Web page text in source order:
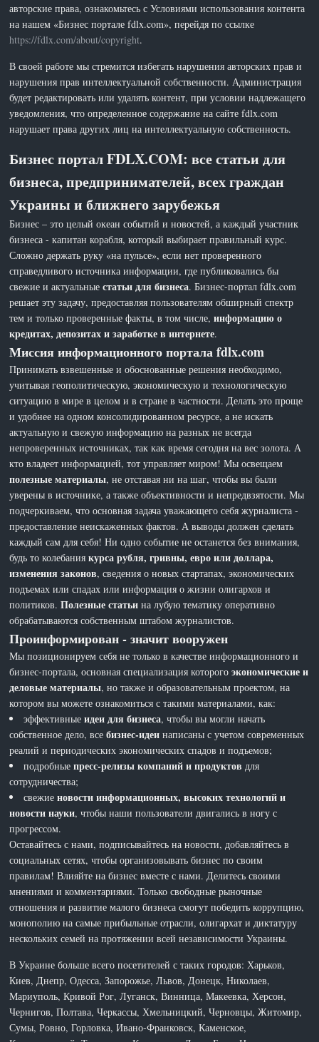
авторские права, ознакомьтесь с Условиями использования контента
на нашем «Бизнес портале fdlx.com», перейдя по ссылке
https://fdlx.com/about/copyright.
В своей работе мы стремится избегать нарушения авторских прав и
нарушения прав интеллектуальной собственности. Администрация
будет редактировать или удалять контент, при условии надлежащего
уведомления, что определенное содержание на сайте fdlx.com
нарушает права других лиц на интеллектуальную собственность.
Бизнес портал FDLX.COM: все статьи для
бизнеса, предпринимателей, всех граждан
Украины и ближнего зарубежья
Бизнес – это целый океан событий и новостей, а каждый участник
бизнеса - капитан корабля, который выбирает правильный курс.
Сложно держать руку «на пульсе», если нет проверенного
справедливого источника информации, где публиковались бы
свежие и актуальныестатьи для бизнеса. Бизнес-портал fdlx.com
решает эту задачу, предоставляя пользователям обширный спектр
тем и только проверенные факты, в том числе,информацию о
кредитах, депозитах и заработке в интернете.
Миссия информационного портала fdlx.com
Принимать взвешенные и обоснованные решения необходимо,
учитывая геополитическую, экономическую и технологическую
ситуацию в мире в целом и в стране в частности. Делать это проще
и удобнее на одном консолидированном ресурсе, а не искать
актуальную и свежую информацию на разных не всегда
непроверенных источниках, так как время сегодня на вес золота. А
кто владеет информацией, тот управляет миром! Мы освещаем
полезные материалы, не отставая ни на шаг, чтобы вы были
уверены в источнике, а также объективности и непредвзятости. Мы
подчеркиваем, что основная задача уважающего себя журналиста -
предоставление неискаженных фактов. А выводы должен сделать
каждый сам для себя! Ни одно событие не останется без внимания,
будь то колебаниякурса рубля, гривны, евро или доллара,
изменения законов, сведения о новых стартапах, экономических
подъемах или спадах или информация о жизни олигархов и
политиков.Полезные статьи на лубую тематику оперативно
обрабатываются собственным штабом журналистов.
Проинформирован - значит вооружен
Мы позиционируем себя не только в качестве информационного и
бизнес-портала, основная специализация которогоэкономические и
деловые материалы, но также и образовательным проектом, на
котором вы можете ознакомиться с такими материалами, как:
эффективныеидеи для бизнеса, чтобы вы могли начать
собственное дело, всебизнес-идеи написаны с учетом современных
реалий и периодических экономических спадов и подъемов;
подробныепресс-релизы компаний и продуктов для
сотрудничества;
свежиеновости информационных, высоких технологий и
новости науки, чтобы наши пользователи двигались в ногу с
прогрессом.
Оставайтесь с нами, подписывайтесь на новости, добавляйтесь в
социальных сетях, чтобы организовывать бизнес по своим
правилам! Влияйте на бизнес вместе с нами. Делитесь своими
мнениями и комментариями. Только свободные рыночные
отношения и развитие малого бизнеса смогут победить коррупцию,
монополию на самые прибыльные отрасли, олигархат и диктатуру
нескольких семей на протяжении всей независимости Украины.
В Украине больше всего посетителей с таких городов: Харьков,
Киев, Днепр, Одесса, Запорожье, Львов, Донецк, Николаев,
Мариуполь, Кривой Рог, Луганск, Винница, Макеевка, Херсон,
Чернигов, Полтава, Черкассы, Хмельницкий, Черновцы, Житомир,
Сумы, Ровно, Горловка, Ивано-Франковск, Каменское,